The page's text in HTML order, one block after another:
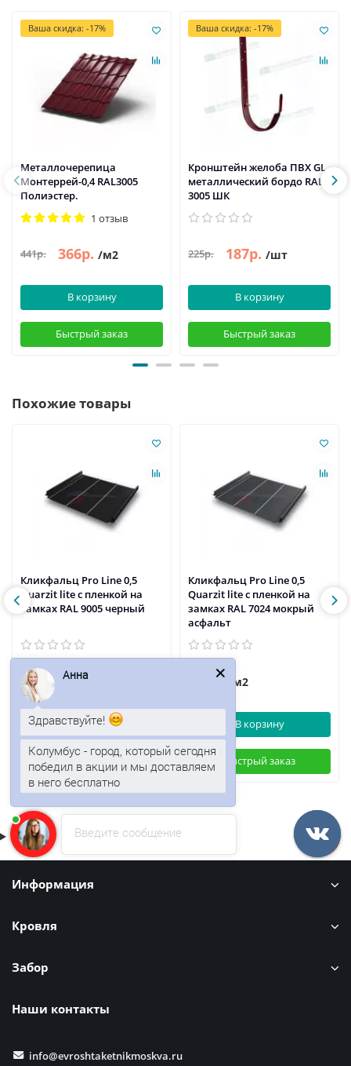
Ваша скидка: -17%
Металлочерепица
Монтеррей-0,4 RAL3005
Полиэстер.
1 отзыв
441р. 366р. /м2
В корзину
Быстрый заказ
Ваша скидка: -17%
Кронштейн желоба ПВХ GL
металлический бордо RAL
3005 ШК
225р. 187р. /шт
В корзину
Быстрый заказ
Похожие товары
Кликфальц Pro Line 0,5
Quarzit lite с пленкой на
замках RAL 9005 черный
936р. /м2
В корзину
Быстрый заказ
Кликфальц Pro Line 0,5
Quarzit lite с пленкой на
замках RAL 7024 мокрый
асфальт
936р. /м2
В корзину
Быстрый заказ
Информация
Кровля
Забор
Наши контакты
info@evroshtaketnikmoskva.ru
Введите сообщение
Анна
Здравствуйте!
Колумбус - город, который сегодня
победил в акции и мы доставляем
в него бесплатно